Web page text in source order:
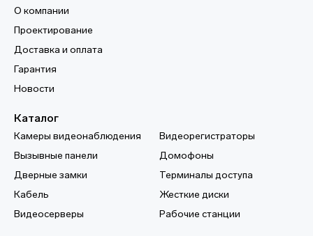
О компании
Проектирование
Доставка и оплата
Гарантия
Новости
Каталог
Камеры видеонаблюдения
Видеорегистраторы
Вызывные панели
Домофоны
Дверные замки
Терминалы доступа
Кабель
Жесткие диски
Видеосерверы
Рабочие станции